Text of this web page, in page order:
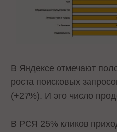
В Яндексе отмечают
роста поисковых
(+27%). И это число
В РСЯ 25% кликов